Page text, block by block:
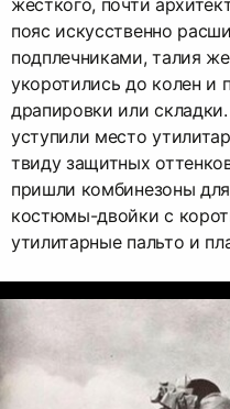
пояс искусственно
подплечниками, талия
укоротились до колен и
драпировки или
уступили место
твиду защитных
пришли комбинезоны
костюмы-двойки с
утилитарные пальто и